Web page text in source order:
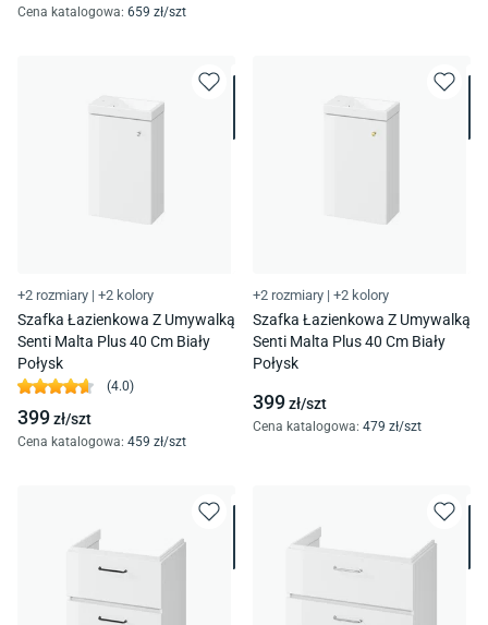
Cena katalogowa: 659 zł/szt
+2 rozmiary | +2 kolory
Szafka Łazienkowa Z Umywalką
Senti Malta Plus 40 Cm Biały
Połysk
(4.0)
399zł/szt
Cena katalogowa: 459 zł/szt
+2 rozmiary | +2 kolory
Szafka Łazienkowa Z Umywalką
Senti Malta Plus 40 Cm Biały
Połysk
399zł/szt
Cena katalogowa: 479 zł/szt